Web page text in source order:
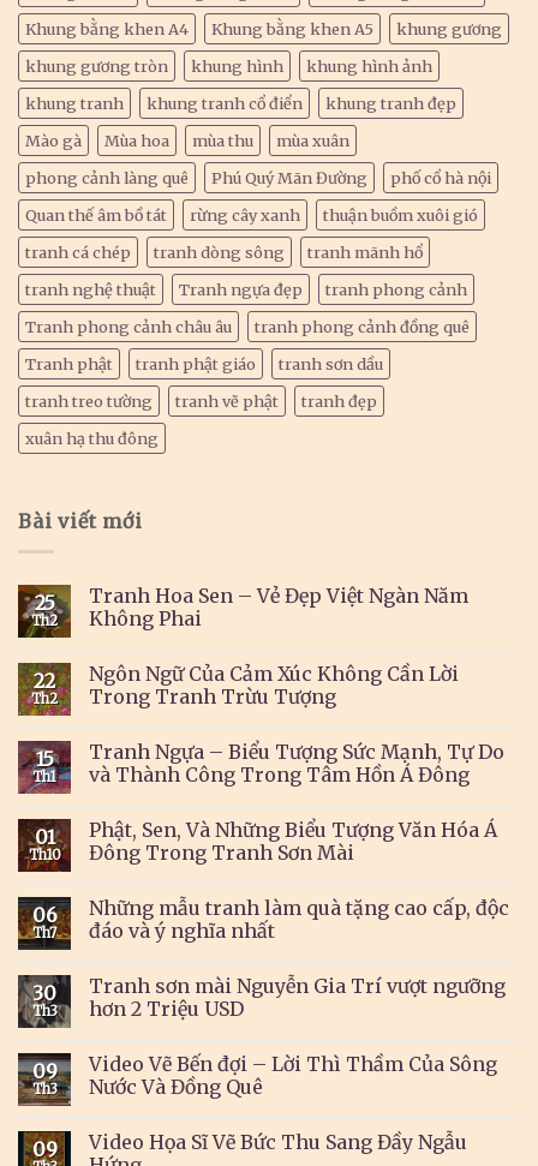
Khung bằng khen A4
Khung bằng khen A5
khung gương
khung gương tròn
khung hình
khung hình ảnh
khung tranh
khung tranh cổ điển
khung tranh đẹp
Mào gà
Mùa hoa mùa thu
mùa xuân
phong cảnh làng quê
Phú Quý Mãn Đường
phố cổ hà nội
Quan thế âm bồ tát
rừng cây xanh
thuận buồm xuôi gió
tranh cá chép
tranh dòng sông
tranh mãnh hổ
tranh nghệ thuật
Tranh ngựa đẹp
tranh phong cảnh
Tranh phong cảnh châu âu
tranh phong cảnh đồng quê
Tranh phật
tranh phật giáo
tranh sơn dầu
tranh treo tường
tranh vẽ phật
tranh đẹp
xuân hạ thu đông
Bài viết mới
25
Th2
Tranh Hoa Sen – Vẻ Đẹp Việt Ngàn Năm
Không Phai
22
Th2
Ngôn Ngữ Của Cảm Xúc Không Cần Lời
Trong Tranh Trừu Tượng
15
Th1
Tranh Ngựa – Biểu Tượng Sức Mạnh, Tự Do
và Thành Công Trong Tâm Hồn Á Đông
01
Th10
Phật, Sen, Và Những Biểu Tượng Văn Hóa Á
Đông Trong Tranh Sơn Mài
06
Th7
Những mẫu tranh làm quà tặng cao cấp, độc
đáo và ý nghĩa nhất
30
Th3
Tranh sơn mài Nguyễn Gia Trí vượt ngưỡng
hơn 2 Triệu USD
09
Th3
Video Vẽ Bến đợi – Lời Thì Thầm Của Sông
Nước Và Đồng Quê
09
Video Họa Sĩ Vẽ Bức Thu Sang Đầy Ngẫu